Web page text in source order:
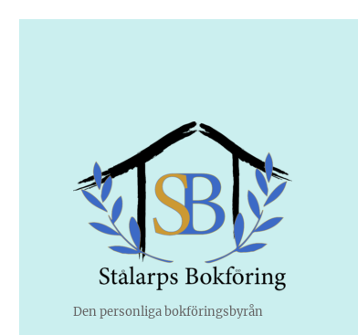
Den personliga bokföringsbyrån